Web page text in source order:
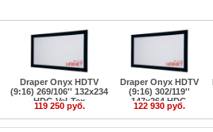
Draper Onyx HDTV
(9:16) 269/106'' 132x234
HDG Vel-Tex
119 250 руб.
Draper Onyx HDTV
(9:16) 302/119''
147x264 HDG
122 930 руб.